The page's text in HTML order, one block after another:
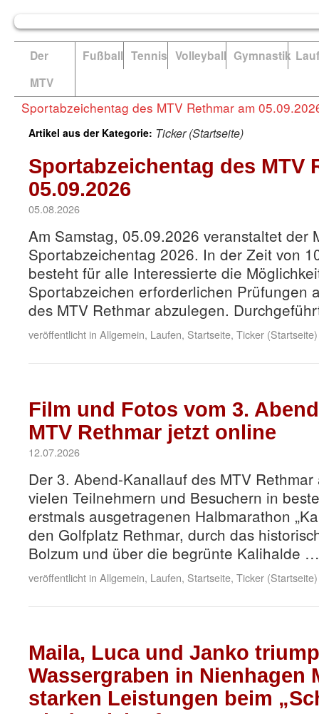
Der
MTV
Fußball Tennis Volleyball Gymnastik
Sportabzeichentag des MTV Rethmar am
Artikel aus der Kategorie: Ticker (Startseite)
Sportabzeichentag des MTV
05.09.2026
05.08.2026
Am Samstag, 05.09.2026 veranstaltet der
Sportabzeichentag 2026. In der Zeit von
besteht für alle Interessierte die
Sportabzeichen erforderlichen Prüfungen
des MTV Rethmar abzulegen.
veröffentlicht in Allgemein, Laufen, Startseite, Ticker (Startseite)
Film und Fotos vom 3.
MTV Rethmar jetzt online
12.07.2026
Der 3. Abend-Kanallauf des MTV
vielen Teilnehmern und Besuchern in
erstmals ausgetragenen Halbmarathon
den Golfplatz Rethmar, durch das
Bolzum und über die begrünte Kalihalde
veröffentlicht in Allgemein, Laufen, Startseite, Ticker (Startseite)
Maila, Luca und Janko
Wassergraben in Nienhagen
starken Leistungen beim